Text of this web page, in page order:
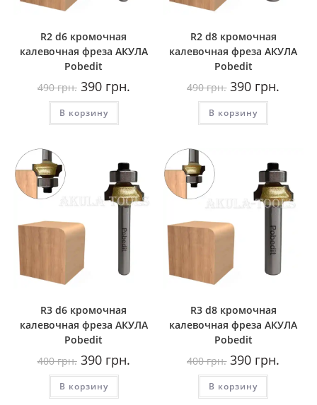
R2 d6 кромочная
калевочная фреза AКУЛА
Pobedit
490грн. Первоначальная
цена
составляла
490
грн..
390грн.цена:
В корзину
R2 d8 кромочная
калевочная фреза AКУЛА
Pobedit
490грн. Первоначальная
цена
составляла
490
грн..
390 грн.
В корзину
R3 d6 кромочная
калевочная фреза AКУЛА
Pobedit
400грн. Первоначальная
цена
составляла
400
грн..
390грн.цена:
В корзину
R3 d8 кромочная
калевочная фреза AКУЛА
Pobedit
400грн. Первоначальная
цена
составляла
400
грн..
390 грн.
В корзину